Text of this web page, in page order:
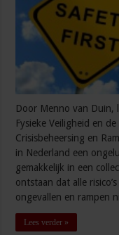
Door Menno van Duin,
Fysieke Veiligheid en
Crisisbeheersing en
in Nederland een
gemakkelijk in een
ontstaan dat alle
ongevallen en rampen
Lees verder »